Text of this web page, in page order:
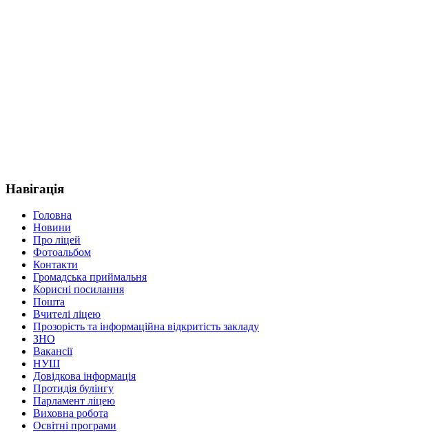
Навігація
Головна
Новини
Про ліцей
Фотоальбом
Контакти
Громадська приймальня
Корисні посилання
Пошта
Вчителі ліцею
Прозорість та інформаційна відкритість закладу
ЗНО
Вакансії
НУШ
Довідкова інформація
Протидія булінгу
Парламент ліцею
Виховна робота
Освітні програми